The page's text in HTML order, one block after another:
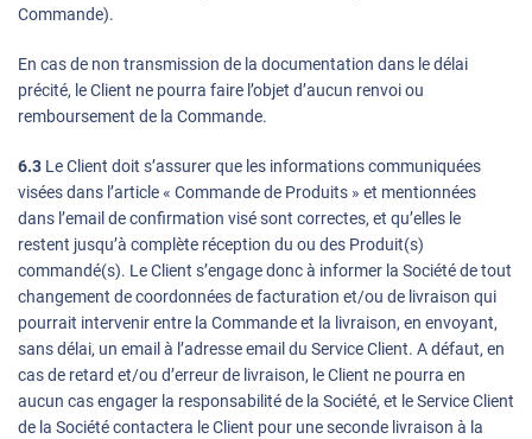
Commande).
En cas de non transmission de la documentation dans le délai
précité, le Client ne pourra faire l’objet d’aucun renvoi ou
remboursement de la Commande.
6.3 Le Client doit s’assurer que les informations communiquées
visées dans l’article « Commande de Produits » et mentionnées
dans l’email de confirmation visé sont correctes, et qu’elles le
restent jusqu’à complète réception du ou des Produit(s)
commandé(s). Le Client s’engage donc à informer la Société de tout
changement de coordonnées de facturation et/ou de livraison qui
pourrait intervenir entre la Commande et la livraison, en envoyant,
sans délai, un email à l’adresse email du Service Client. A défaut, en
cas de retard et/ou d’erreur de livraison, le Client ne pourra en
aucun cas engager la responsabilité de la Société, et le Service Client
de la Société contactera le Client pour une seconde livraison à la